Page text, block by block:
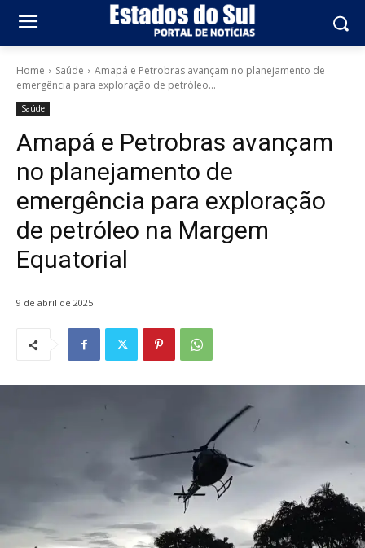
Home Saúde
Amapá e Petrobras avançam no planejamento de
emergência para exploração de petróleo...
Saúde
Amapá e Petrobras avançam
no planejamento de
emergência para exploração
de petróleo na Margem
Equatorial
9 de abril de 2025